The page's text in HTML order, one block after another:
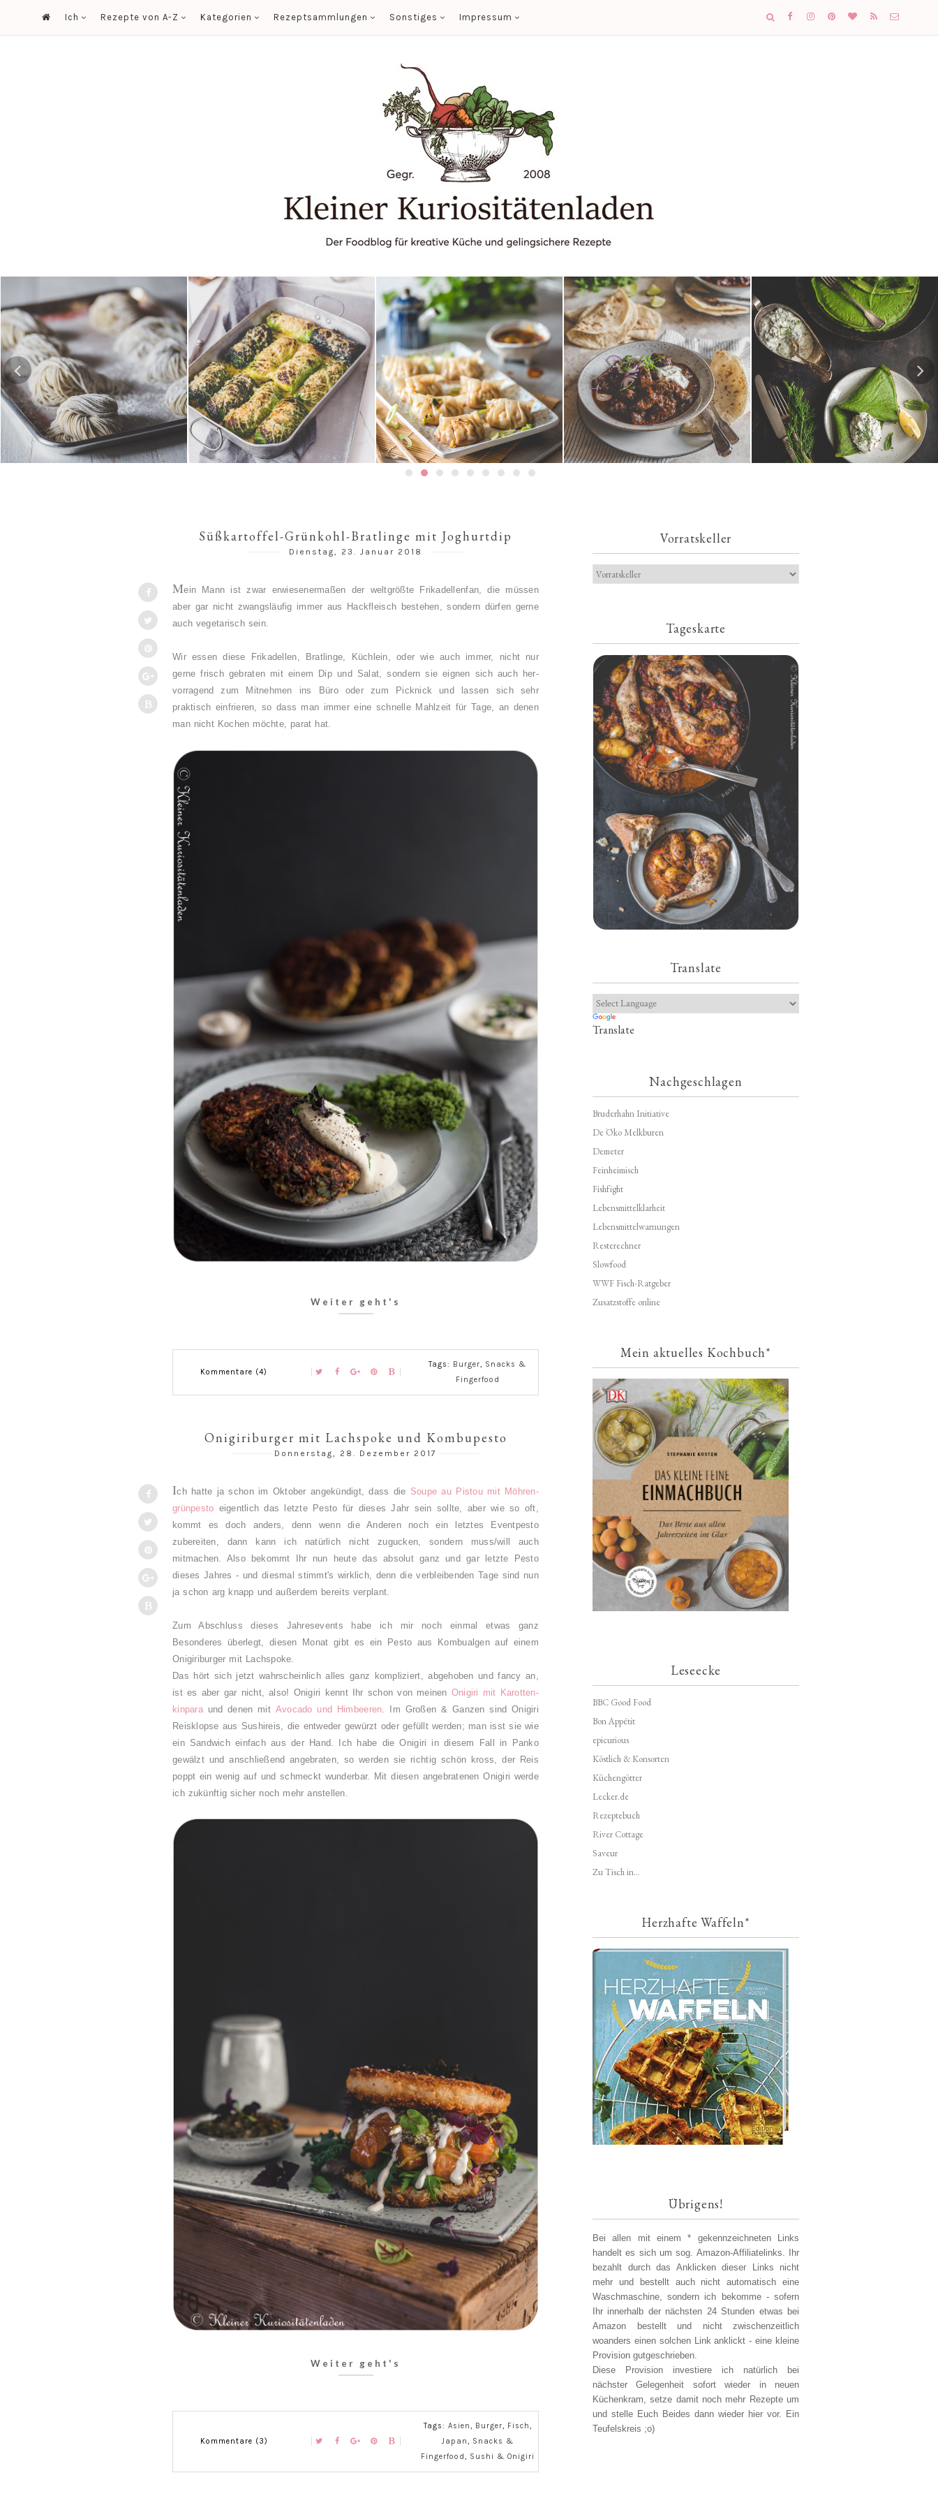
Ich Rezepte von A-Z Kategorien Rezeptsammlungen Sonstiges Impressum
Hausgemachte Ramen-Nudeln Risotto-Wirsing-Rouladen
Gedämpfte Jiaozi mit
Schweinefleischfüllung | 餃子 / 饺
子
Texanisches Chili con Carne
Spinatpfannkuchen mit
Kräuterquark
Süßkartoffel-Grünkohl-Bratlinge mit Joghurtdip
Dienstag, 23. Januar 2018
Mein Mann ist zwar erwiesenermaßen der weltgrößte Frikadellenfan, die müssen
aber gar nicht zwangsläufig immer aus Hackfleisch bestehen, sondern dürfen gerne
auch vegetarisch sein.
Wir essen diese Frikadellen, Bratlinge, Küchlein, oder wie auch immer, nicht nur
gerne frisch gebraten mit einem Dip und Salat, sondern sie eignen sich auch her-
vorragend zum Mitnehmen ins Büro oder zum Picknick und lassen sich sehr
praktisch einfrieren, so dass man immer eine schnelle Mahlzeit für Tage, an denen
man nicht Kochen möchte, parat hat.
Weiter geht's
Kommentare (4)
Tags: Burger, Snacks &
Fingerfood
Onigiriburger mit Lachspoke und Kombupesto
Donnerstag, 28. Dezember 2017
Ich hatte ja schon im Oktober angekündigt, dass die Soupe au Pistou mit Möhren-
grünpesto eigentlich das letzte Pesto für dieses Jahr sein sollte, aber wie so oft,
kommt es doch anders, denn wenn die Anderen noch ein letztes Eventpesto
zubereiten, dann kann ich natürlich nicht zugucken, sondern muss/will auch
mitmachen. Also bekommt Ihr nun heute das absolut ganz und gar letzte Pesto
dieses Jahres - und diesmal stimmt's wirklich, denn die verbleibenden Tage sind nun
ja schon arg knapp und außerdem bereits verplant.
Zum Abschluss dieses Jahresevents habe ich mir noch einmal etwas ganz
Besonderes überlegt, diesen Monat gibt es ein Pesto aus Kombualgen auf einem
Onigiriburger mit Lachspoke.
Das hört sich jetzt wahrscheinlich alles ganz kompliziert, abgehoben und fancy an,
ist es aber gar nicht, also! Onigiri kennt Ihr schon von meinen Onigiri mit Karotten-
kinparaund denen mit Avocado und Himbeeren . Im Großen & Ganzen sind Onigiri
Reisklopse aus Sushireis, die entweder gewürzt oder gefüllt werden; man isst sie wie
ein Sandwich einfach aus der Hand. Ich habe die Onigiri in diesem Fall in Panko
gewälzt und anschließend angebraten, so werden sie richtig schön kross, der Reis
poppt ein wenig auf und schmeckt wunderbar.
Mit diesen angebratenen Onigiri werde
ich zukünftig sicher noch mehr anstellen.
Weiter geht's
Kommentare (3)
Tags: Asien, Burger, Fisch,
Japan, Snacks &
Fingerfood, Sushi & Onigiri
Vorratskeller
Tageskarte
Geschmorte Hähnchenschenkel auf
Paprikakraut und kleinen Kartoffeln
Translate
Translate
Nachgeschlagen
Bruderhahn Initiative
De Öko Melkburen
Demeter
Feinheimisch
Fishfight
Lebensmittelklarheit
Lebensmittelwarnungen
Resterechner
Slowfood
WWF Fisch-Ratgeber
Zusatzstoffe online
Mein aktuelles Kochbuch*
Leseecke
BBC Good Food
Bon Appétit
epicurious
Köstlich & Konsorten
Küchengötter
Lecker.de
Rezeptebuch
River Cottage
Saveur
Zu Tisch in...
Herzhafte Waffeln*
Übrigens!
Bei allen mit einem * gekennzeichneten Links
handelt es sich um sog. Amazon-Affiliatelinks. Ihr
bezahlt durch das Anklicken dieser Links nicht
mehr und bestellt auch nicht automatisch eine
Waschmaschine, sondern ich bekomme - sofern
Ihr innerhalb der nächsten 24 Stunden etwas bei
Amazon bestellt und nicht zwischenzeitlich
woanders einen solchen Link anklickt - eine kleine
Provision gutgeschrieben.
Diese Provision investiere ich natürlich bei
nächster Gelegenheit sofort wieder in neuen
Küchenkram, setze damit noch mehr Rezepte um
und stelle Euch Beides dann wieder hier vor. Ein
Teufelskreis ;o)